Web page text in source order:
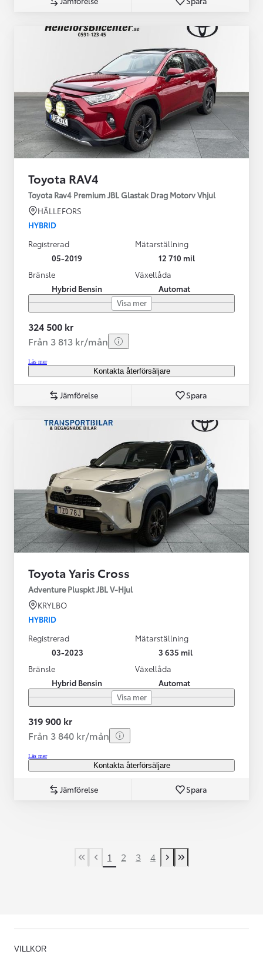
Toyota RAV4
Toyota Rav4 Premium JBL Glastak Drag Motorv Vhjul
HÄLLEFORS
HYBRID
Registrerad
05-2019
Mätarställning
12 710 mil
Bränsle
Hybrid Bensin
Växellåda
Automat
Visa mer
324 500 kr
Från 3 813 kr/mån
Läs mer
Kontakta återförsäljare
Jämförelse Spara
Toyota Yaris Cross
Adventure Pluspkt JBL V-Hjul
KRYLBO
HYBRID
Registrerad
03-2023
Mätarställning
3 635 mil
Bränsle
Hybrid Bensin
Växellåda
Automat
Visa mer
319 900 kr
Från 3 840 kr/mån
Läs mer
Kontakta återförsäljare
Jämförelse Spara
First Page
Previous page
1 2 3 4
Next page
Last Page
VILLKOR